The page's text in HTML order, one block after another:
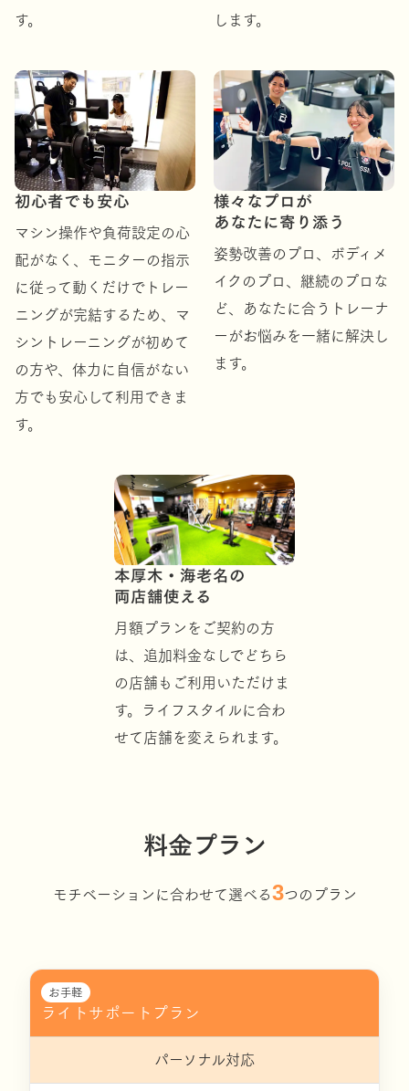
す。
します。
初心者でも安心
マシン操作や負荷設定の心
配がなく、モニターの指示
に従って動くだけでトレー
ニングが完結するため、マ
シントレーニングが初めて
の方や、体力に自信がない
方でも安心して利用できま
す。
様々なプロが
あなたに寄り添う
姿勢改善のプロ、ボディメ
イクのプロ、継続のプロな
ど、あなたに合うトレーナ
ーがお悩みを一緒に解決し
ます。
本厚木・海老名の
両店舗使える
月額プランをご契約の方
は、追加料金なしでどちら
の店舗もご利用いただけま
す。ライフスタイルに合わ
せて店舗を変えられます。
料金プラン
モチベーションに合わせて選べる3つのプラン
お手軽
ライトサポートプラン
パーソナル対応